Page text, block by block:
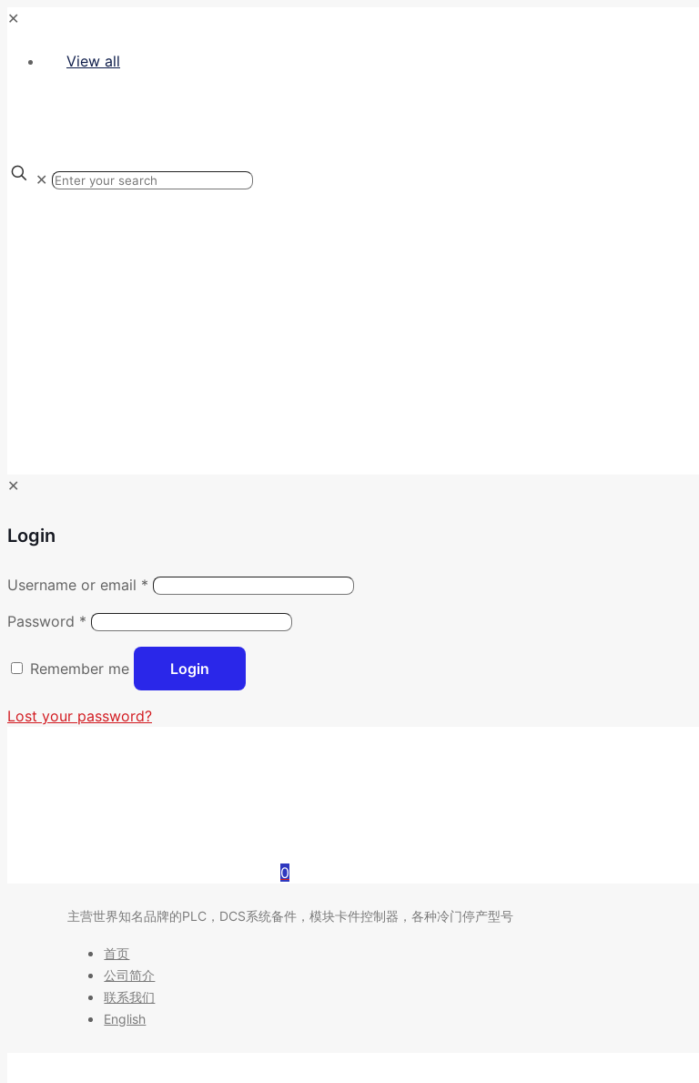
✕
View all
✕
✕
Login
Username or email *
Password *
Remember me Login
Lost your password?
0
主营世界知名品牌的PLC，DCS系统备件，模块卡件控制器，各种冷门停产型号
首页
公司简介
联系我们
English